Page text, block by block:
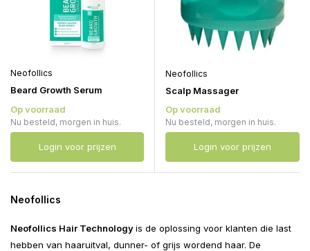
Neofollics
Beard Growth Serum
Op voorraad
Nu besteld, morgen in huis.
Login voor prijzen
Neofollics
Scalp Massager
Op voorraad
Nu besteld, morgen in huis.
Login voor prijzen
Neofollics
Neofollics Hair Technologyis de oplossing voor klanten die last
hebben van haaruitval, dunner- of grijs wordend haar. De